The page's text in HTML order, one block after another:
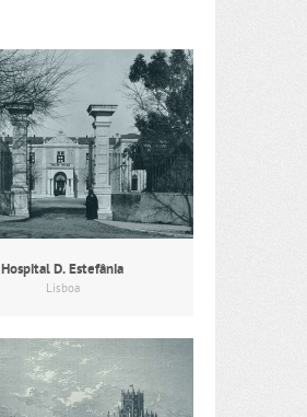
Hospital D. Estefânia
Lisboa